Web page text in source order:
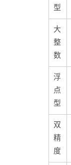
型
大
整
数
浮
点
型
双
精
度